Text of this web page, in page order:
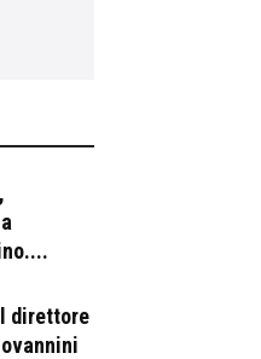
direttore